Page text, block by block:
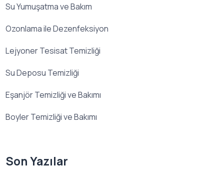
Su Yumuşatma ve Bakım
Ozonlama ile Dezenfeksiyon
Lejyoner Tesisat Temizliği
Su Deposu Temizliği
Eşanjör Temizliği ve Bakımı
Boyler Temizliği ve Bakımı
Son Yazılar